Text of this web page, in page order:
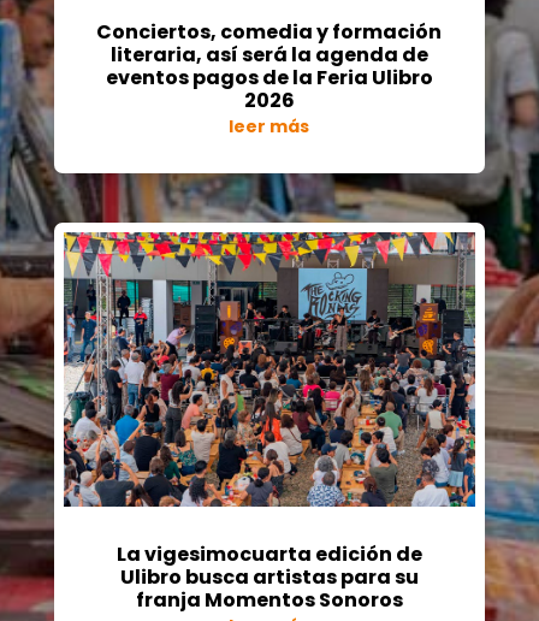
Conciertos, comedia y formación
literaria, así será la agenda de
eventos pagos de la Feria Ulibro
2026
leer más
La vigesimocuarta edición de
Ulibro busca artistas para su
franja Momentos Sonoros